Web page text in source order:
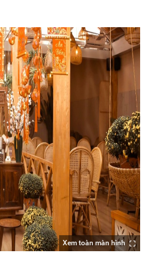
Xem toàn màn hình